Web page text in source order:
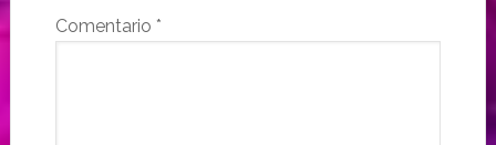
Comentario *